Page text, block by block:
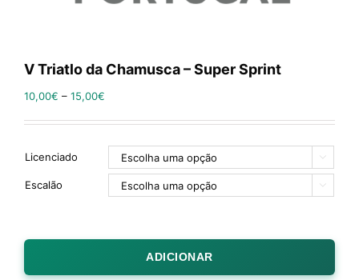
V Triatlo da Chamusca – Super Sprint
10,00€ – 15,00€
Licenciado 
Escalão 
ADICIONAR